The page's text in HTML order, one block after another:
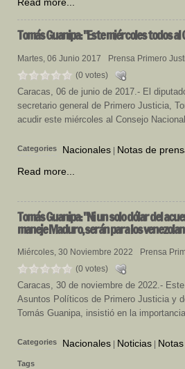
Read more...
TomásGuanipa: "Este miércoles todos
Martes, 06 Junio 2017
Prensa Primero
(0 votes)
Caracas, 06 de junio de 2017.- El
secretario general de Primero Justicia,
acudir este miércoles al Consejo
Categories Nacionales | Notas de
Read more...
TomásGuanipa: "Ni un solo dólar del
maneje Maduro, serán para los
Miércoles, 30 Noviembre 2022
Prensa
(0 votes)
Caracas, 30 de noviembre de 2022.-
Asuntos Políticos de Primero Justicia y
Tomás Guanipa, insistió en la
Categories Nacionales Noticias
Tags